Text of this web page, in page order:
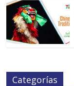
Categorías